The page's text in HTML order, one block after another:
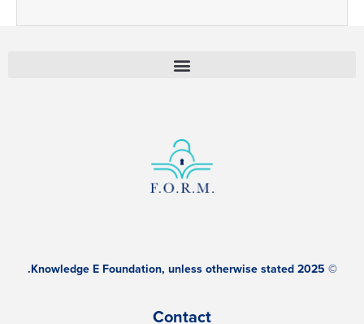
© 2025 Knowledge E Foundation, unless otherwise stated.
Contact